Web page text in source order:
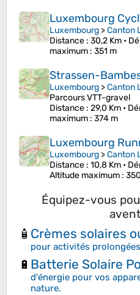
Luxembourg
Luxembourg >Canton
Distance : 30,2 Km •
maximum : 351 m
Strassen-
Luxembourg >Canton
Parcours VTT-gravel
Distance : 29,0 Km •
maximum : 374 m
Luxembourg
Luxembourg >Canton
Distance : 10,8 Km •
Altitude maximum :
Équipez-vous
🧴 Crèmes solaires
pour activités prolongées
🔋 Batterie Solaire
d'énergie pour vos
nature.